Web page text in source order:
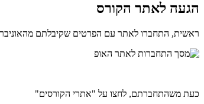
הגעה לאתר הקורס
ראשית, התחברו לאתר עם הפרטים שקיבלתם
כעת משהתחברתם, לחצו על "אתרי הקורסים"